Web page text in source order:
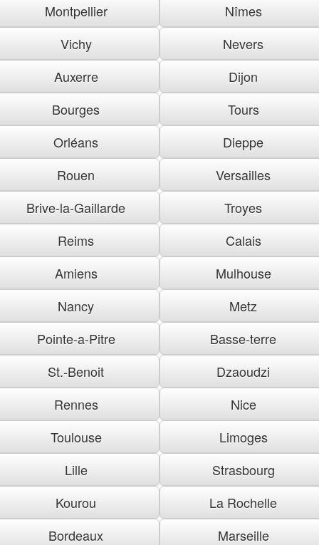
Montpellier
Nîmes
Vichy
Nevers
Auxerre
Dijon
Bourges
Tours
Orléans
Dieppe
Rouen
Versailles
Brive-la-Gaillarde
Troyes
Reims
Calais
Amiens
Mulhouse
Nancy
Metz
Pointe-a-Pitre
Basse-terre
St.-Benoit
Dzaoudzi
Rennes
Nice
Toulouse
Limoges
Lille
Strasbourg
Kourou
La Rochelle
Bordeaux
Marseille